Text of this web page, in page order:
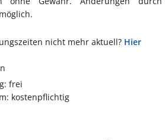
nicht mehr aktuell? Hier
frei
kostenpflichtig